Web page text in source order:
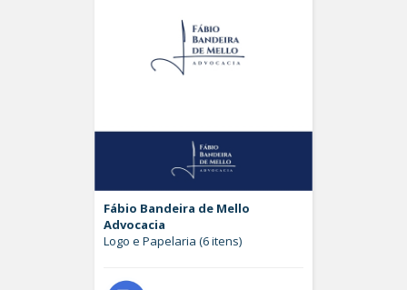
Fábio Bandeira de Mello
Advocacia
Logo e Papelaria (6 itens)